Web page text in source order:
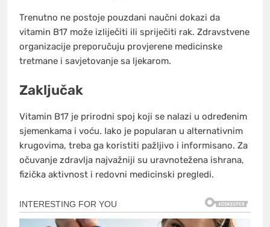
Trenutno ne postoje pouzdani naučni dokazi da
vitamin B17 može izliječiti ili spriječiti rak. Zdravstvene
organizacije preporučuju provjerene medicinske
tretmane i savjetovanje sa ljekarom.
Zaključak
Vitamin B17 je prirodni spoj koji se nalazi u određenim
sjemenkama i voću. Iako je popularan u alternativnim
krugovima, treba ga koristiti pažljivo i informisano. Za
očuvanje zdravlja najvažniji su uravnotežena ishrana,
fizička aktivnost i redovni medicinski pregledi.